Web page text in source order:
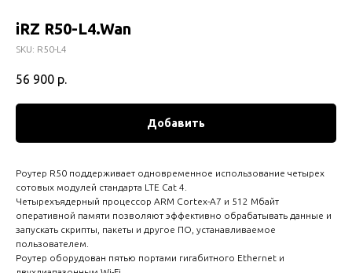
iRZ R50-L4.Wan
SKU: R50-L4
56 900 р.
Добавить
Роутер R50 поддерживает одновременное использование четырех
сотовых модулей стандарта LTE Cat 4.
Четырехъядерный процессор ARM Cortex-A7 и 512 Мбайт
оперативной памяти позволяют эффективно обрабатывать данные и
запускать скрипты, пакеты и другое ПО, устанавливаемое
пользователем.
Роутер оборудован пятью портами гигабитного Ethernet и